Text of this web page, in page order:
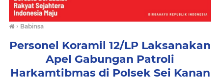
› Babinsa
Personel Koramil 12/LP Laksanakan
Apel Gabungan Patroli
Harkamtibmas di Polsek Sei Kanan